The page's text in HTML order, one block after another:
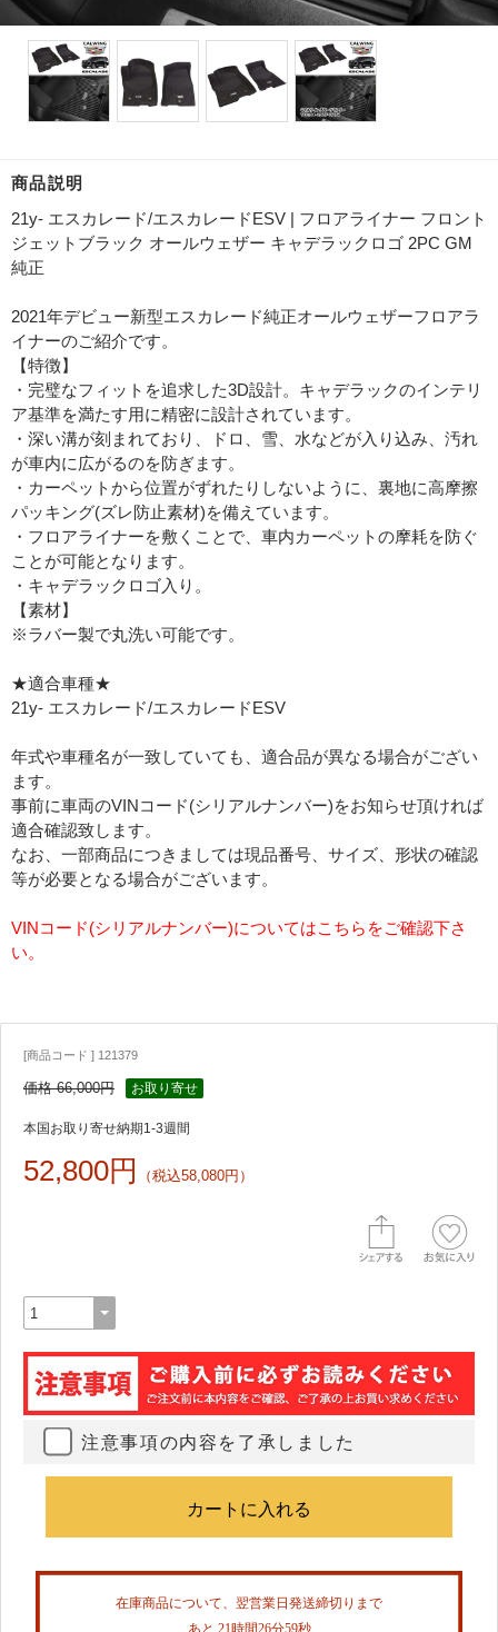
商品説明
21y- エスカレード/エスカレードESV | フロアライナー フロント
ジェットブラック オールウェザー キャデラックロゴ 2PC GM
純正
2021年デビュー新型エスカレード純正オールウェザーフロアラ
イナーのご紹介です。
【特徴】
・完璧なフィットを追求した3D設計。キャデラックのインテリ
ア基準を満たす用に精密に設計されています。
・深い溝が刻まれており、ドロ、雪、水などが入り込み、汚れ
が車内に広がるのを防ぎます。
・カーペットから位置がずれたりしないように、裏地に高摩擦
パッキング(ズレ防止素材)を備えています。
・フロアライナーを敷くことで、車内カーペットの摩耗を防ぐ
ことが可能となります。
・キャデラックロゴ入り。
【素材】
※ラバー製で丸洗い可能です。
★適合車種★
21y- エスカレード/エスカレードESV
年式や車種名が一致していても、適合品が異なる場合がござい
ます。
事前に車両のVINコード(シリアルナンバー)をお知らせ頂ければ
適合確認致します。
なお、一部商品につきましては現品番号、サイズ、形状の確認
等が必要となる場合がございます。
VINコード(シリアルナンバー)についてはこちらをご確認下さ
い。
[商品コード ] 121379
価格 66,000円 お取り寄せ
本国お取り寄せ納期1-3週間
52,800円 （税込58,080円）
注意事項の内容を了承しました
在庫商品について、翌営業日発送締切りまで
あと 21時間26分59秒